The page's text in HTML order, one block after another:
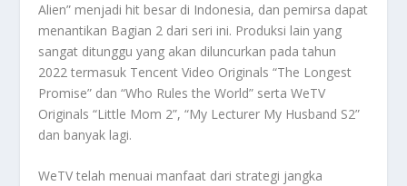
Alien” menjadi hit besar di Indonesia, dan pemirsa dapat
menantikan Bagian 2 dari seri ini. Produksi lain yang
sangat ditunggu yang akan diluncurkan pada tahun
2022 termasuk Tencent Video Originals “The Longest
Promise” dan “Who Rules the World” serta WeTV
Originals “Little Mom 2”, “My Lecturer My Husband S2”
dan banyak lagi.
WeTV telah menuai manfaat dari strategi jangka